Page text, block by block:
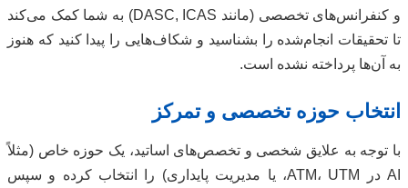
و کنفرانس‌های تخصصی (مانند DASC, ICAS) به شما کمک می‌کند
تا تحقیقات انجام‌شده را بشناسید و شکاف‌هایی را پیدا کنید که هنوز
به آن‌ها پرداخته نشده است.
انتخاب حوزه تخصصی و تمرکز
با توجه به علایق شخصی و تخصص‌های اساتید، یک حوزه خاص (مثلاً
AI در ATM، UTM، یا مدیریت پایداری) را انتخاب کرده و سپس